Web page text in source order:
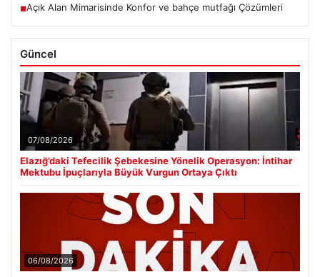
■Açık Alan Mimarisinde Konfor ve bahçe mutfağı Çözümleri
Güncel
07/08/2026
Elazığ’daki Tefecilik Şebekesine Yönelik Operasyon: İntihar
Mektubu İpuçlarıyla Büyük Vurgun Ortaya Çıktı
06/08/2026